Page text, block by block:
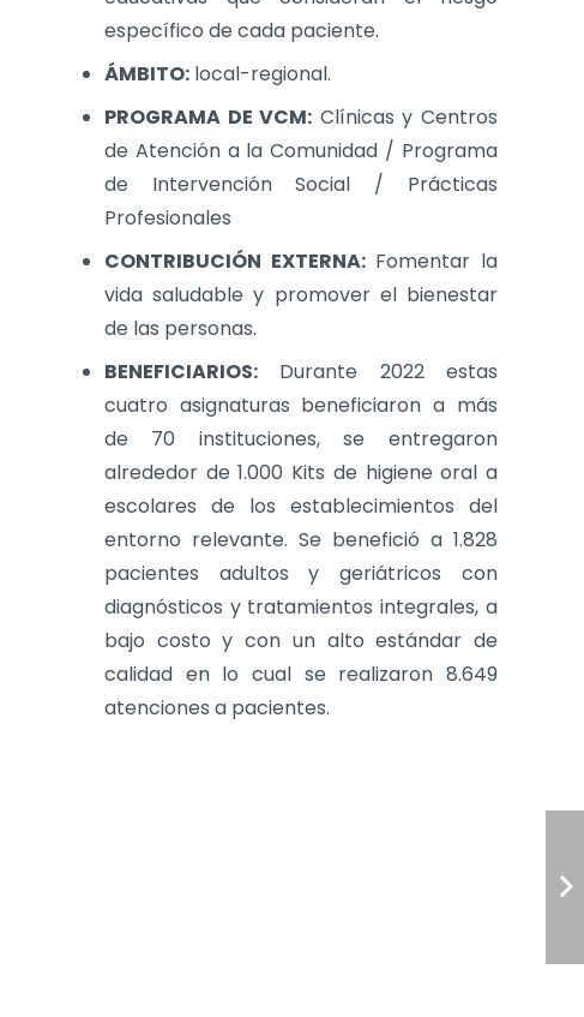
específico de cada paciente.
ÁMBITO:local-regional.
PROGRAMA DE VCM: Clínicas y Centros
de Atención a la Comunidad / Programa
de Intervención Social / Prácticas
Profesionales
CONTRIBUCIÓN EXTERNA:Fomentar la
vida saludable y promover el bienestar
de las personas.
BENEFICIARIOS:Durante 2022 estas
cuatro asignaturas beneficiaron a más
de 70 instituciones, se entregaron
alrededor de 1.000 Kits de higiene oral a
escolares de los establecimientos del
entorno relevante. Se benefició a 1.828
pacientes adultos y geriátricos con
diagnósticos y tratamientos integrales, a
bajo costo y con un alto estándar de
calidad en lo cual se realizaron 8.649
atenciones a pacientes.